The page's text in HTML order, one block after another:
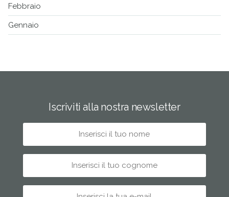
Febbraio
Gennaio
Iscriviti alla nostra newsletter